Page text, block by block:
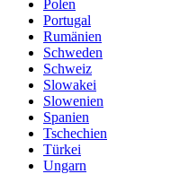
Polen
Portugal
Rumänien
Schweden
Schweiz
Slowakei
Slowenien
Spanien
Tschechien
Türkei
Ungarn